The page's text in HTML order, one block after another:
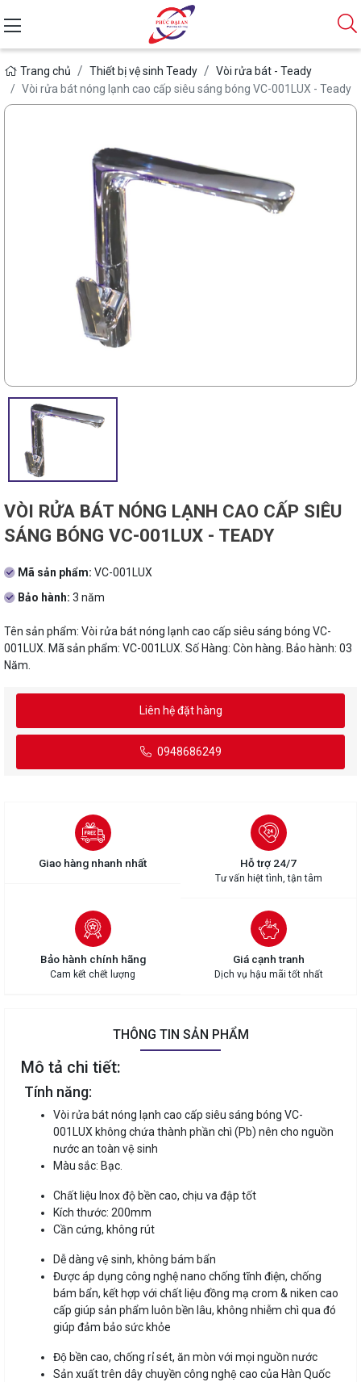
Trang chủ Thiết bị vệ sinh Teady
Vòi rửa bát - Teady
Vòi rửa bát nóng lạnh cao cấp siêu sáng bóng VC-001LUX - Teady
VÒI RỬA BÁT NÓNG LẠNH CAO CẤP SIÊU
SÁNG BÓNG VC-001LUX - TEADY
Mã sản phẩm: VC-001LUX
Bảo hành: 3 năm
Tên sản phẩm: Vòi rửa bát nóng lạnh cao cấp siêu sáng bóng VC-
001LUX. Mã sản phẩm: VC-001LUX. Số Hàng: Còn hàng. Bảo hành: 03
Năm.
Liên hệ đặt hàng
0948686249
Giao hàng nhanh nhất Hỗ trợ 24/7
Tư vấn hiệt tình, tận tâm
Bảo hành chính hãng
Cam kết chết lượng
Giá cạnh tranh
Dịch vụ hậu mãi tốt nhất
THÔNG TIN SẢN PHẨM
Mô tả chi tiết:
Tính năng:
Vòi rửa bát nóng lạnh cao cấp siêu sáng bóng VC-
001LUX không chứa thành phần chì (Pb) nên cho nguồn
nước an toàn vệ sinh
Màu sắc: Bạc.
Chất liệu Inox độ bền cao, chịu va đập tốt
Kích thước: 200mm
Cần cứng, không rút
Dễ dàng vệ sinh, không bám bẩn
Được áp dụng công nghệ nano chống tĩnh điện, chống
bám bẩn, kết hợp với chất liệu đồng mạ crom & niken cao
cấp giúp sản phẩm luôn bền lâu, không nhiễm chì qua đó
giúp đảm bảo sức khỏe
Độ bền cao, chống rỉ sét, ăn mòn với mọi nguồn nước
Sản xuất trên dây chuyền công nghệ cao của Hàn Quốc